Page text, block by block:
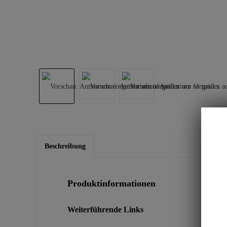
Beschreibung
Produktinformationen
Weiterführende Links